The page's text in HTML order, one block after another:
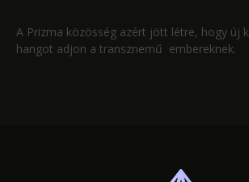
A Prizma közösség azért jött létre, hogy új
hangot adjon a transznemű embereknek.